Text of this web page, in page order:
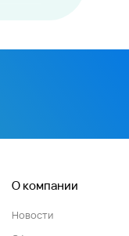
О компании
Новости